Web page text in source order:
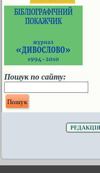
Пошук по сайту:
РЕДАКЦІЯ